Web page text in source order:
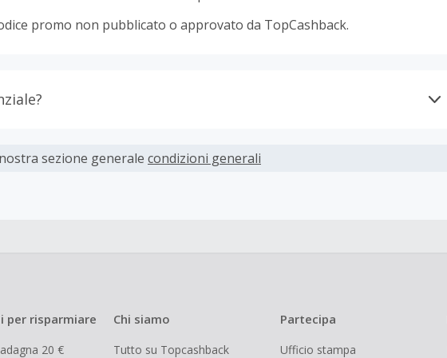
promo non pubblicato o approvato da TopCashback.
dei rivenditori determina l'importo del cashback escludendo le
sezione generale condizioni generali
per risparmiare
20 €
Chi siamo
Tutto su Topcashback
Partecipa
Ufficio stampa